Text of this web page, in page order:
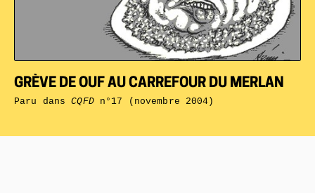
GRÈVE DE OUF AU CARREFOUR DU MERLAN
Paru dansCQFDn°17 (novembre 2004)